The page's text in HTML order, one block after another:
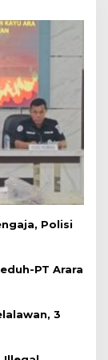
Polisi
PT Arara
3